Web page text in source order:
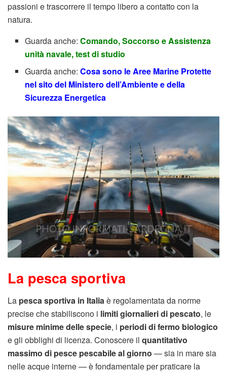
passioni e trascorrere il tempo libero a contatto con la
natura.
Guarda anche:Comando, Soccorso e Assistenza
unità navale, test di studio
Guarda anche:Cosa sono le Aree Marine Protette
nel sito del Ministero dell’Ambiente e della
Sicurezza Energetica
La pesca sportiva
La pesca sportiva in Italiaè regolamentata da norme
precise che stabiliscono i limiti giornalieri di pescato, le
misure minime delle specie, i periodi di fermo biologico
e gli obblighi di licenza. Conoscere il quantitativo
massimo di pesce pescabile al giorno — sia in mare sia
nelle acque interne — è fondamentale per praticare la